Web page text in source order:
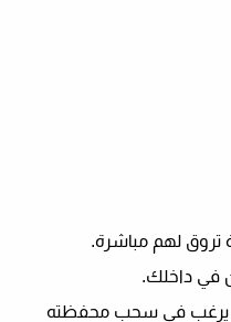
تروق لهم مباشرة.
في داخلك.
يرغب في سحب محفظته